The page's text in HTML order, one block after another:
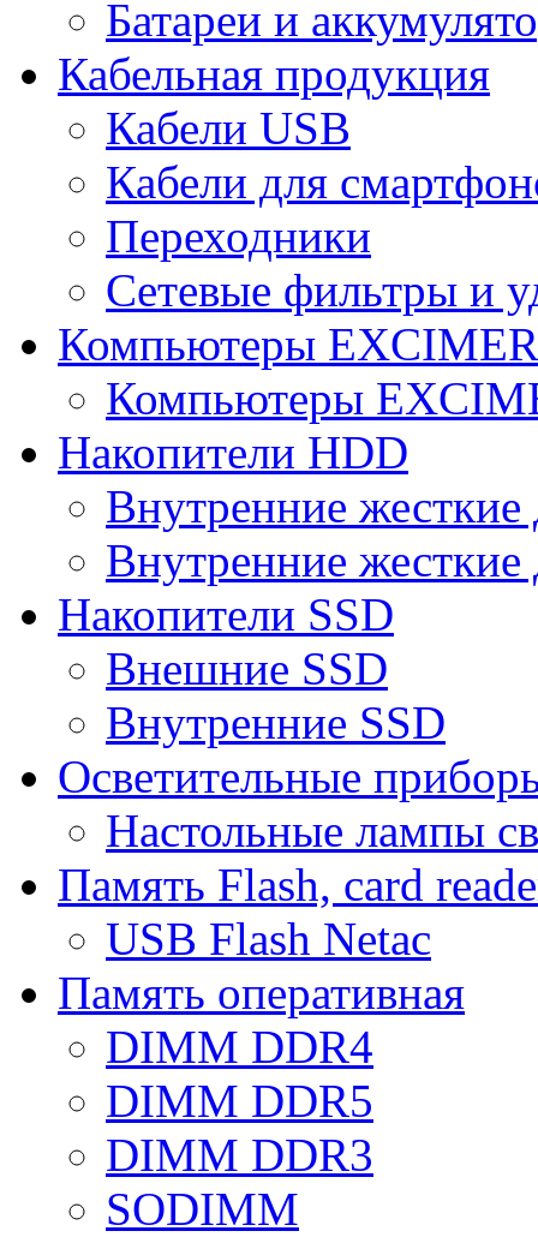
Батареи и
Кабельная продукция
Кабели USB
Кабели для
Переходники
Сетевые фильтры и
Компьютеры
Компьютеры
Накопители HDD
Внутренние
Внутренние
Накопители SSD
Внешние SSD
Внутренние SSD
Осветительные
Настольные лампы
Память Flash, card
USB Flash Netac
Память оперативная
DIMM DDR4
DIMM DDR5
DIMM DDR3
SODIMM